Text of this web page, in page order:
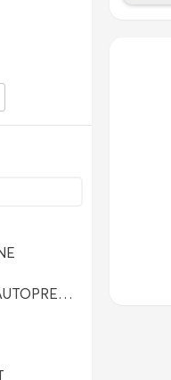
AUTOPREMIER